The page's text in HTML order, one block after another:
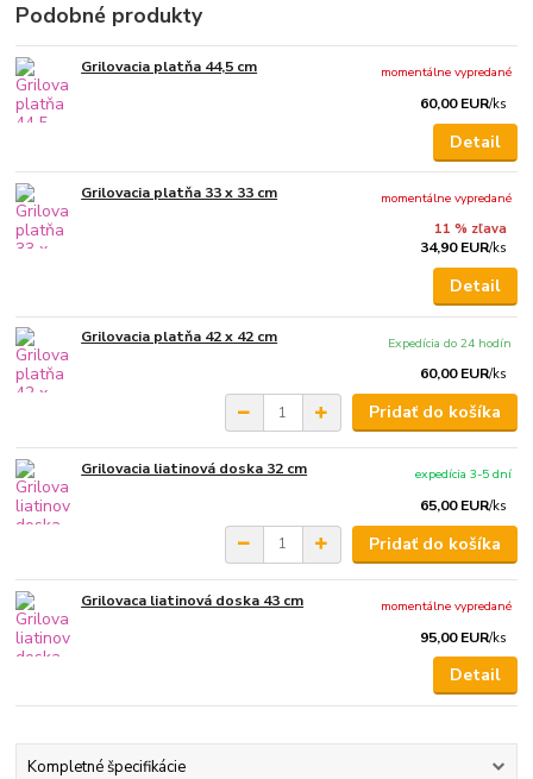
Podobné produkty
Grilovacia platňa 44,5 cm
60,00 EUR/ks
momentálne vypredané
Detail
Grilovacia platňa 33 x 33 cm
11 % zľava
34,90 EUR/ks
momentálne vypredané
Detail
Grilovacia platňa 42 x 42 cm
60,00 EUR/ks
Expedícia do 24 hodín
Pridať do košíka
Grilovacia liatinová doska 32 cm
65,00 EUR/ks
expedícia 3-5 dní
Pridať do košíka
Grilovaca liatinová doska 43 cm
95,00 EUR/ks
momentálne vypredané
Detail
Kompletné špecifikácie